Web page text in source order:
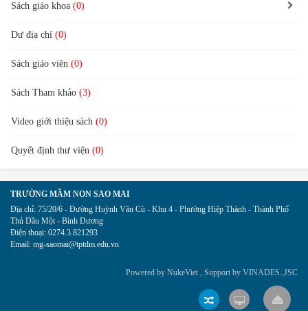
Sách giáo khoa (0)
Dư địa chí (0)
Sách giáo viên (0)
Sách Tham khảo (3)
Video giới thiệu sách (0)
Quyết định thư viện (0)
TRƯỜNG MẦM NON SAO MAI
Địa chỉ: 75/20/6 - Đường Huỳnh Văn Cù - Khu 4 - Phường Hiệp Thành - Thành Phố
Thủ Dầu Một - Bình Dương
Điện thoại: 0274.3.821293
Email: mg-saomai@tptdm.edu.vn
Powered by NukeViet , Support by VINADES.,JSC